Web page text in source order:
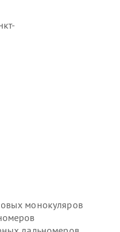
монокуляров